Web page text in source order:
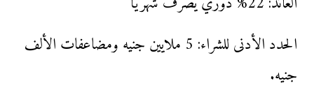
الحدد الأدنى للشراء: 5 ملايين جنيه ومضاعفات الألف
جنيه.